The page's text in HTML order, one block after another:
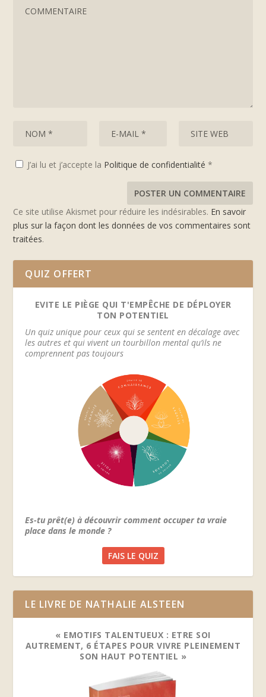
J’ai lu et j’accepte la Politique de confidentialité*
Ce site utilise Akismet pour réduire les indésirables. En savoir
plus sur la façon dont les données de vos commentaires sont
traitées.
QUIZ OFFERT
EVITE LE PIÈGE QUI T'EMPÊCHE DE DÉPLOYER
TON POTENTIEL
Un quiz unique pour ceux qui se sentent en décalage avec
les autres et qui vivent un tourbillon mental qu’ils ne
comprennent pas toujours
Es-tu prêt(e) à découvrir comment occuper ta vraie
place dans le monde ?
FAIS LE QUIZ
LE LIVRE DE NATHALIE ALSTEEN
« EMOTIFS TALENTUEUX : ETRE SOI
AUTREMENT, 6 ÉTAPES POUR VIVRE PLEINEMENT
SON HAUT POTENTIEL »